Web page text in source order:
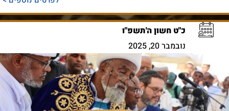
כ"ט חשון ה'תשפ"ו
נובמבר 20, 2025